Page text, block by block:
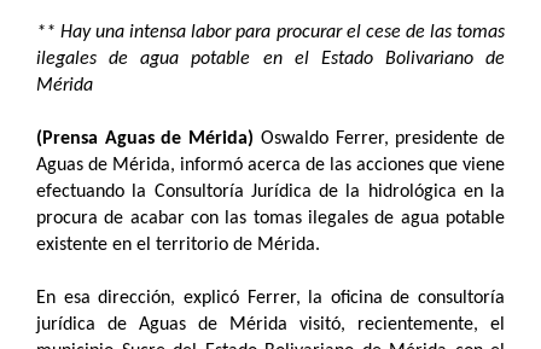
** Hay una intensa labor para procurar el cese de las tomas
ilegales de agua potable en el Estado Bolivariano de
Mérida
(Prensa Aguas de Mérida) Oswaldo Ferrer, presidente de
Aguas de Mérida, informó acerca de las acciones que viene
efectuando la Consultoría Jurídica de la hidrológica en la
procura de acabar con las tomas ilegales de agua potable
existente en el territorio de Mérida.
En esa dirección, explicó Ferrer, la oficina de consultoría
jurídica de Aguas de Mérida visitó, recientemente, el